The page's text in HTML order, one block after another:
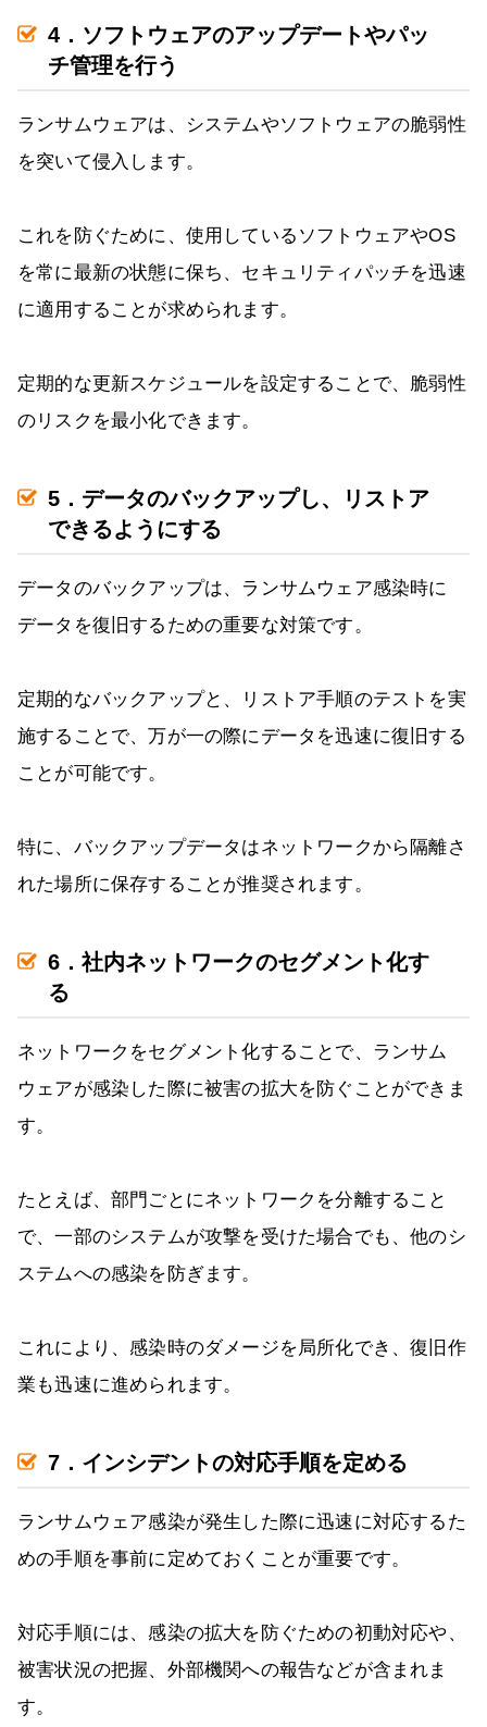
4．ソフトウェアのアップデートやパッ
チ管理を行う
ランサムウェアは、システムやソフトウェアの脆弱性
を突いて侵入します。
これを防ぐために、使用しているソフトウェアやOS
を常に最新の状態に保ち、セキュリティパッチを迅速
に適用することが求められます。
定期的な更新スケジュールを設定することで、脆弱性
のリスクを最小化できます。
5．データのバックアップし、リストア
できるようにする
データのバックアップは、ランサムウェア感染時に
データを復旧するための重要な対策です。
定期的なバックアップと、リストア手順のテストを実
施することで、万が一の際にデータを迅速に復旧する
ことが可能です。
特に、バックアップデータはネットワークから隔離さ
れた場所に保存することが推奨されます。
6．社内ネットワークのセグメント化す
る
ネットワークをセグメント化することで、ランサム
ウェアが感染した際に被害の拡大を防ぐことができま
す。
たとえば、部門ごとにネットワークを分離すること
で、一部のシステムが攻撃を受けた場合でも、他のシ
ステムへの感染を防ぎます。
これにより、感染時のダメージを局所化でき、復旧作
業も迅速に進められます。
7．インシデントの対応手順を定める
ランサムウェア感染が発生した際に迅速に対応するた
めの手順を事前に定めておくことが重要です。
対応手順には、感染の拡大を防ぐための初動対応や、
被害状況の把握、外部機関への報告などが含まれま
す。